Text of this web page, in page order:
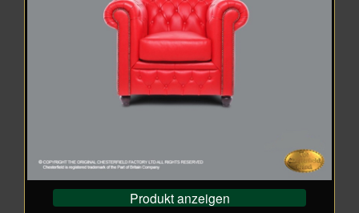
Produkt anzeigen